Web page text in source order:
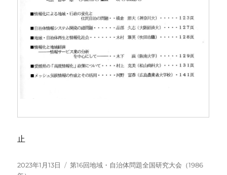
止
投
2023年1月13日
カ
第16回地域・自治体問題全国研究大会（1986